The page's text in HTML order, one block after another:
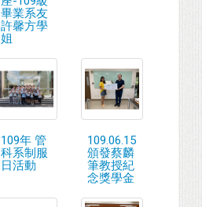
畢業系友
許馨方學
姐
109年 管
科系制服
日活動
109.06.15
頒發蔡麟
筆教授紀
念獎學金